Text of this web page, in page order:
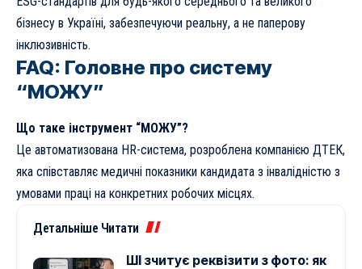
бізнесу в Україні, забезпечуючи реальну, а не паперову
інклюзивність.
FAQ: Головне про систему
“МОЖУ”
Що таке інструмент “МОЖУ”?
Це автоматизована HR-система, розроблена компанією ДТЕК,
яка співставляє медичні показники кандидата з інвалідністю з
умовами праці на конкретних робочих місцях.
Детальніше Читати
ШІ зчитує реквізити з фото: як